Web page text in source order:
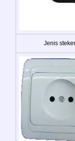
Jenis